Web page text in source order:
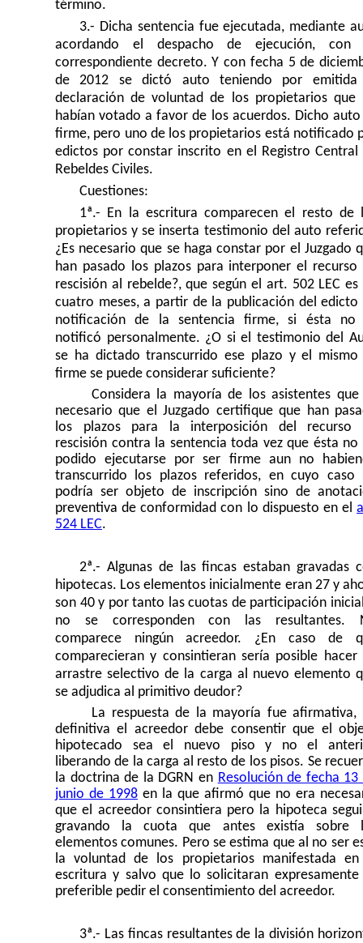
término.
3.- Dicha sentencia fue ejecutada, mediante
acordando el despacho de ejecución, con
correspondiente decreto. Y con fecha 5 de
de 2012 se dictó auto teniendo por emitida
declaración de voluntad de los propietarios que
habían votado a favor de los acuerdos. Dicho auto
firme, pero uno de los propietarios está notificado
edictos por constar inscrito en el Registro Central
Rebeldes Civiles.
Cuestiones:
1ª.- En la escritura comparecen el resto de
propietarios y se inserta testimonio del auto
¿Es necesario que se haga constar por el Juzgado
han pasado los plazos para interponer el recurso
rescisión al rebelde?, que según el art. 502 LEC es
cuatro meses, a partir de la publicación del edicto
notificación de la sentencia firme, si ésta no
notificó personalmente. ¿O si el testimonio del
se ha dictado transcurrido ese plazo y el mismo
firme se puede considerar suficiente?
Considera la mayoría de los asistentes que
necesario que el Juzgado certifique que han
los plazos para la interposición del recurso
rescisión contra la sentencia toda vez que ésta no
podido ejecutarse por ser firme aun no
transcurrido los plazos referidos, en cuyo caso
podría ser objeto de inscripción sino de
preventiva de conformidad con lo dispuesto en el
524 LEC.
2ª.- Algunas de las fincas estaban gravadas
hipotecas. Los elementos inicialmente eran 27 y
son 40 y por tanto las cuotas de participación
no se corresponden con las resultantes.
comparece ningún acreedor. ¿En caso de
comparecieran y consintieran sería posible hacer
arrastre selectivo de la carga al nuevo elemento
se adjudica al primitivo deudor?
La respuesta de la mayoría fue afirmativa,
definitiva el acreedor debe consentir que el
hipotecado sea el nuevo piso y no el
liberando de la carga al resto de los pisos. Se
la doctrina de la DGRN en Resolución de fecha 13
junio de 1998 en la que afirmó que no era
que el acreedor consintiera pero la hipoteca
gravando la cuota que antes existía sobre
elementos comunes. Pero se estima que al no ser
la voluntad de los propietarios manifestada
escritura y salvo que lo solicitaran expresamente
preferible pedir el consentimiento del acreedor.
3ª.- Las fincas resultantes de la división